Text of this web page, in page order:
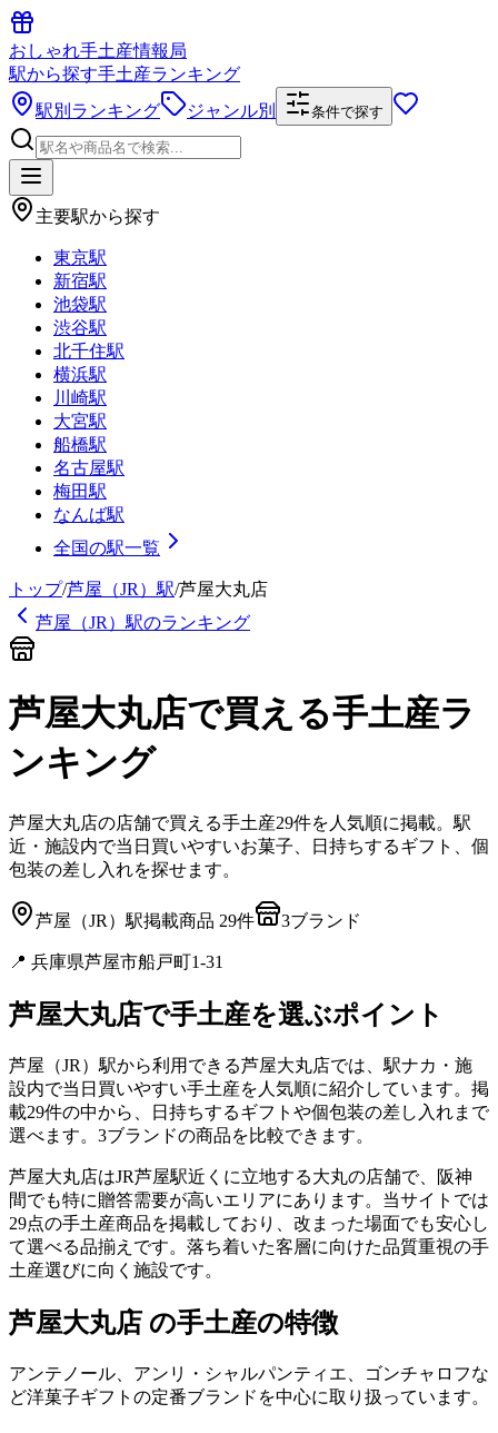
おしゃれ手土産情報局
駅から探す手土産ランキング
駅別ランキング
ジャンル別 条件で探す
主要駅から探す
東京駅
新宿駅
池袋駅
渋谷駅
北千住駅
横浜駅
川崎駅
大宮駅
船橋駅
名古屋駅
梅田駅
なんば駅
全国の駅一覧
トップ/芦屋（JR） 駅/芦屋大丸店
芦屋（JR） 駅のランキング
芦屋大丸店で買える手土産ラ
ンキング
芦屋大丸店の店舗で買える手土産29件を人気順に掲載。駅
近・施設内で当日買いやすいお菓子、日持ちするギフト、個
包装の差し入れを探せます。
芦屋（JR） 駅掲載商品 29件 3ブランド
📍 兵庫県芦屋市船戸町1-31
芦屋大丸店で手土産を選ぶポイント
芦屋（JR）駅から利用できる芦屋大丸店では、駅ナカ・施
設内で当日買いやすい手土産を人気順に紹介しています。掲
載29件の中から、日持ちするギフトや個包装の差し入れまで
選べます。3ブランドの商品を比較できます。
芦屋大丸店はJR芦屋駅近くに立地する大丸の店舗で、阪神
間でも特に贈答需要が高いエリアにあります。当サイトでは
29点の手土産商品を掲載しており、改まった場面でも安心し
て選べる品揃えです。落ち着いた客層に向けた品質重視の手
土産選びに向く施設です。
芦屋大丸店 の手土産の特徴
アンテノール、アンリ・シャルパンティエ、ゴンチャロフな
ど洋菓子ギフトの定番ブランドを中心に取り扱っています。